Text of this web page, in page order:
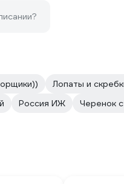
Лопаты и
Россия ИЖ Черенок